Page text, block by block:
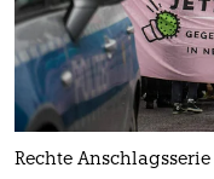
Rechte